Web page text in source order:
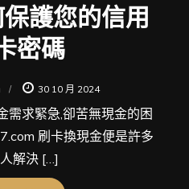
護您的信用
密碼
30 10 月 2024
需求緊急,卻苦無現金的困
刷卡換現金便是許多
人解決 […]